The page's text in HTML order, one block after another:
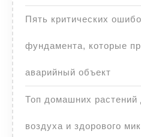
Пять критических
фундамента, которые
аварийный объект
Топ домашних растений
воздуха и здорового